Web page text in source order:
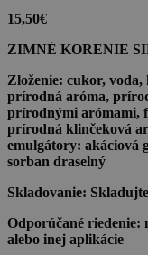
15,50€
ZIMNÉ KORENIE
Zloženie: cukor, voda,
prírodná aróma,
prírodnými arómami,
prírodná klinčeková
emulgátory: akáciová
sorban draselný
Skladovanie:
Odporúčané riedenie:
alebo inej aplikácie